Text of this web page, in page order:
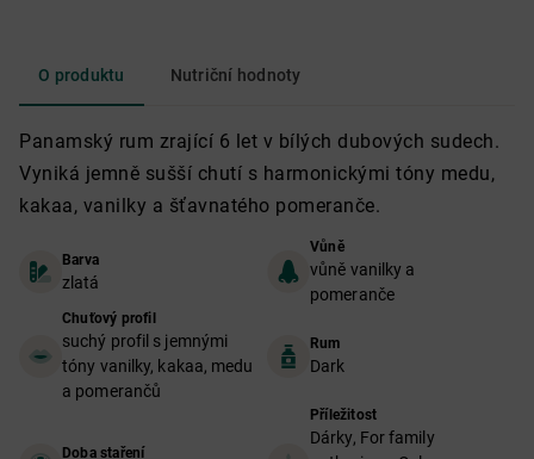
O produktu Nutriční hodnoty
Panamský rum zrající 6 let v bílých dubových sudech.
Vyniká jemně sušší chutí s harmonickými tóny medu,
kakaa, vanilky a šťavnatého pomeranče.
Barva
zlatá
Vůně
vůně vanilky a
pomeranče
Chuťový profil
suchý profil s jemnými
tóny vanilky, kakaa, medu
a pomerančů
Rum
Dark
Doba staření
Příležitost
Dárky, For family